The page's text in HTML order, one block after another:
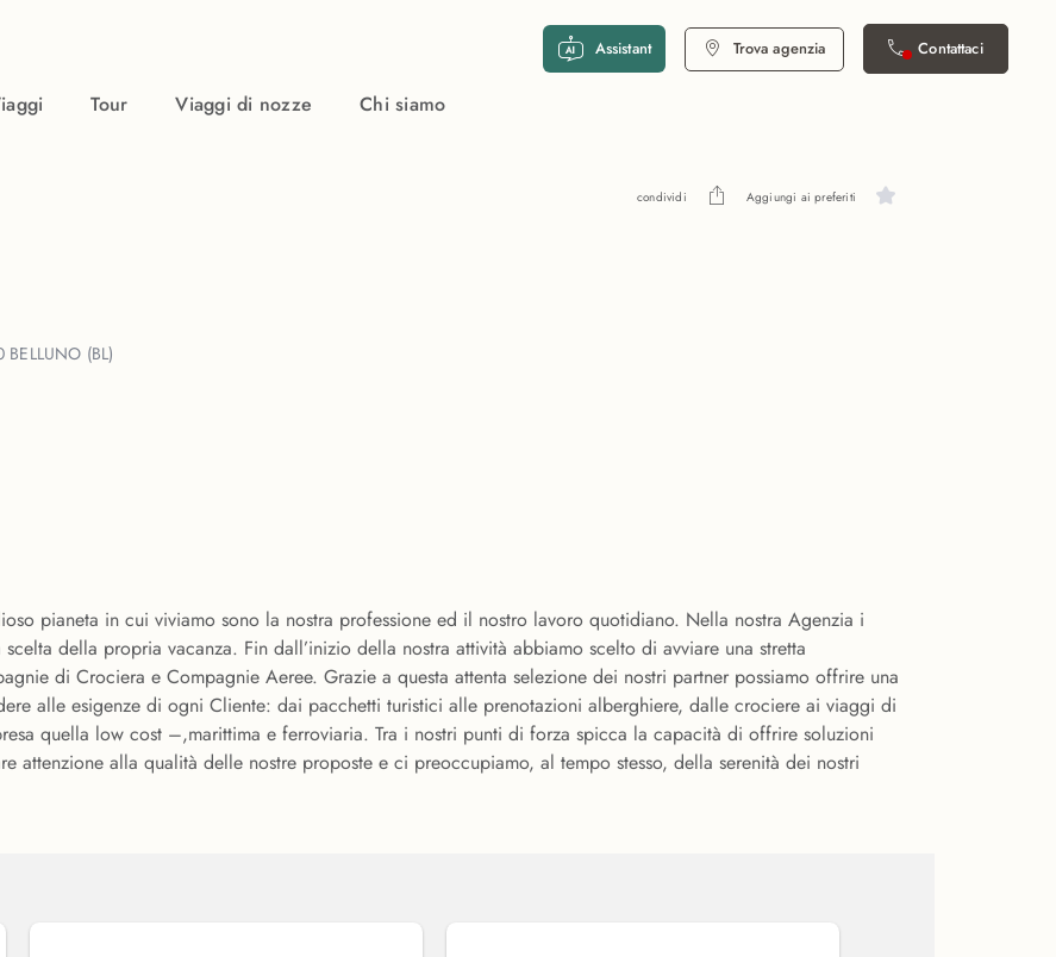
Assistant Trova agenzia Contattaci
Tour Viaggi di nozze Chi siamo
condividi Aggiungi ai preferiti
(BL)
pianeta in cui viviamo sono la nostra professione ed il nostro lavoro quotidiano. Nella nostra Agenzia i
della propria vacanza. Fin dall’inizio della nostra attività abbiamo scelto di avviare una stretta
di Crociera e Compagnie Aeree. Grazie a questa attenta selezione dei nostri partner possiamo offrire una
alle esigenze di ogni Cliente: dai pacchetti turistici alle prenotazioni alberghiere, dalle crociere ai viaggi di
quella low cost –,marittima e ferroviaria. Tra i nostri punti di forza spicca la capacità di offrire soluzioni
attenzione alla qualità delle nostre proposte e ci preoccupiamo, al tempo stesso, della serenità dei nostri